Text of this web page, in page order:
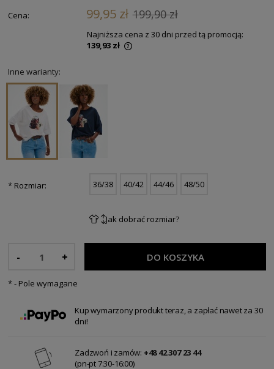
Cena: 99,95 zł 199,90 zł
Najniższa cena z 30 dni przed tą promocją:
139,93 zł
Inne warianty:
* Rozmiar: 36/38 40/42 44/46 48/50
Jak dobrać rozmiar?
- + DO KOSZYKA
*- Pole wymagane
Kup wymarzony produkt teraz, a zapłać nawet za 30
dni!
Zadzwoń i zamów: +48 42 307 23 44
(pn-pt 7:30-16:00)